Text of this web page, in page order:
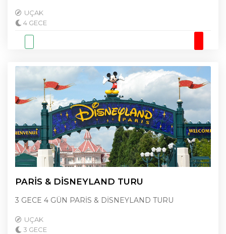
UÇAK
4 GECE
PARİS & DİSNEYLAND TURU
3 GECE 4 GÜN PARİS & DİSNEYLAND TURU
UÇAK
3 GECE